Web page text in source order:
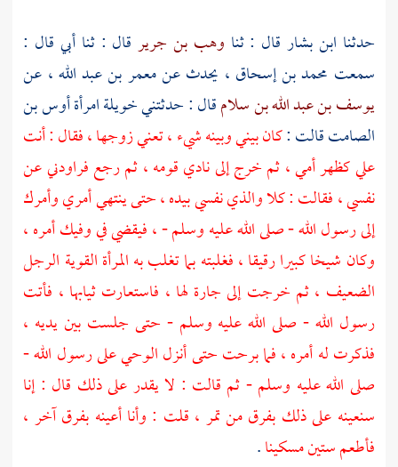
حدثنا ابن بشار قال : ثنا وهب بن جرير قال : ثنا أبي قال :
سمعت محمد بن إسحاق ، يحدث عنمعمر بن عبد الله، عن
يوسف بن عبد الله بن سلامقال : حدثتنيخويلة امرأة أوس بن
الصامتقالت :كان بيني وبينه شيء ، تعني زوجها ، فقال : أنت
علي كظهر أمي ، ثم خرج إلى نادي قومه ، ثم رجع فراودني عن
نفسي ، فقالت : كلا والذي نفسي بيده ، حتى ينتهي أمري وأمرك
إلى رسول الله - صلى الله عليه وسلم - ، فيقضي في وفيك أمره ،
وكان شيخا كبيرا رقيقا ، فغلبته بما تغلب به المرأة القوية الرجل
الضعيف ، ثم خرجت إلى جارة لها ، فاستعارت ثيابها ، فأتت
رسول الله - صلى الله عليه وسلم - حتى جلست بين يديه ،
فذكرت له أمره ، فما برحت حتى أنزل الوحي على رسول الله -
صلى الله عليه وسلم - ثم قالت : لا يقدر على ذلك قال : إنا
سنعينه على ذلك بفرق من تمر ، قلت : وأنا أعينه بفرق آخر ،
فأطعم ستين مسكينا.